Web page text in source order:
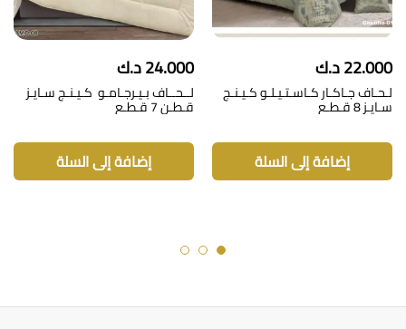
22.000د.ك
لـحـاف جـاكـار كـاسـتـيـلـو كـيـنـج
سـايـز 8 قـطـع
إضافة إلى السلة
24.000د.ك
لــحــاف بـيـرجـامـو كـيـنـج سـايـز
قـطـن 7 قـطـع
إضافة إلى السلة